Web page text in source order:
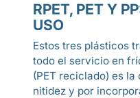
RPET, PET Y
USO
Estos tres plásticos
todo el servicio en
(PET reciclado) es
nitidez y por